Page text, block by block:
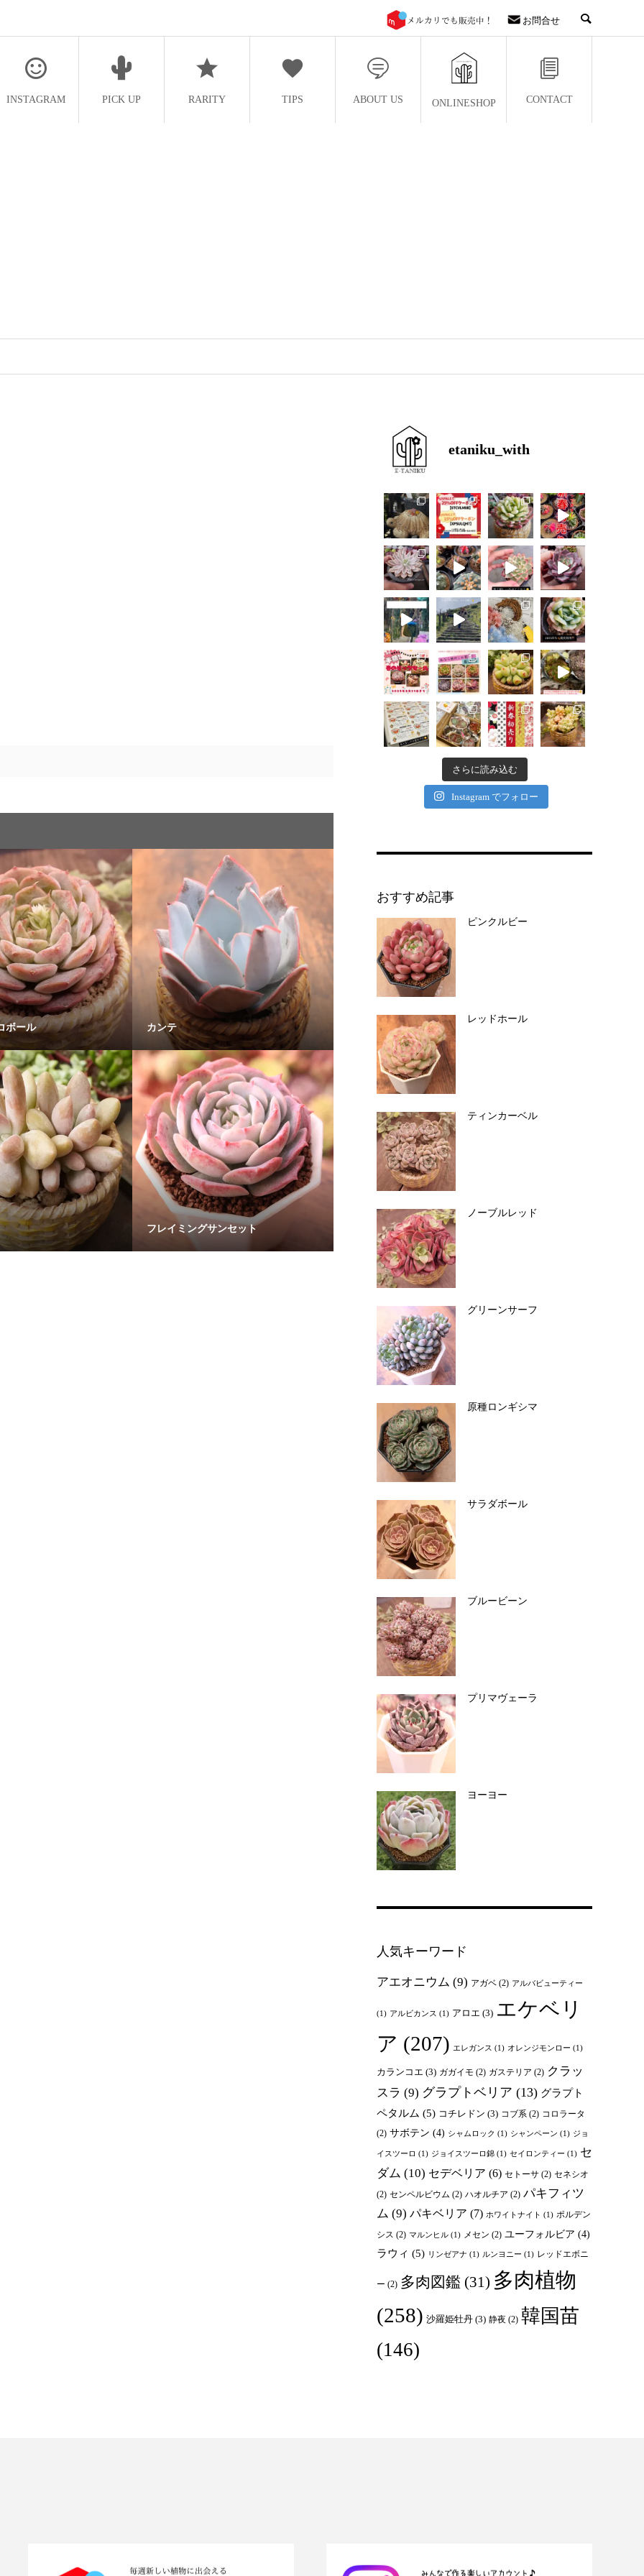
お問合せ
INSTAGRAM PICK UP RARITY TIPS ABOUT US ONLINESHOP CONTACT
ボール カンテ
フレイミングサンセット
etaniku_with
さらに読み込む
Instagram でフォロー
おすすめ記事
ピンクルビー
レッドホール
ティンカーベル
ノーブルレッド
グリーンサーフ
原種ロンギシマ
サラダボール
ブルービーン
プリマヴェーラ
ヨーヨー
人気キーワード
アエオニウム (9) アガベ (2) アルバビューティー
(1) アルビカンス (1) アロエ (3) エケベリ
ア (207) エレガンス (1) オレンジモンロー (1)
カランコエ (3) ガガイモ (2) ガステリア (2) クラッ
スラ (9) グラプトベリア (13) グラプト
ペタルム (5) コチレドン (3) コブ系 (2) コロラータ
(2) サボテン (4) シャムロック (1) シャンペーン (1) ジョ
イスツーロ (1) ジョイスツーロ錦 (1) セイロンティー (1) セ
ダム (10) セデベリア (6) セトーサ (2) セネシオ
(2) センペルビウム (2) ハオルチア (2) パキフィツ
ム (9) パキベリア (7) ホワイトナイト (1) ポルデン
シス (2) マルンヒル (1) メセン (2) ユーフォルビア (4)
ラウィ (5) リンゼアナ (1) ルンヨニー (1) レッドエボニ
ー (2) 多肉図鑑 (31) 多肉植物
(258) 沙羅姫牡丹 (3) 静夜 (2) 韓国苗
(146)